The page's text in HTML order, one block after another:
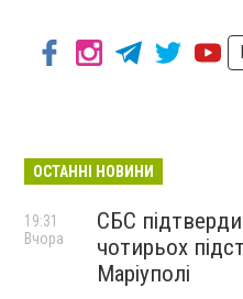
ОСТАННІ НОВИНИ
СБС
чотирьох
Маріуполі
19:31
Вчора